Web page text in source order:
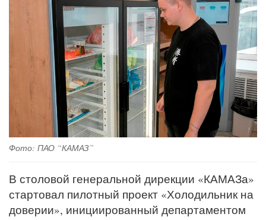
Фото: ПАО “КАМАЗ”
В столовой генеральной дирекции «КАМАЗа»
стартовал пилотный проект «Холодильник на
доверии», инициированный департаментом